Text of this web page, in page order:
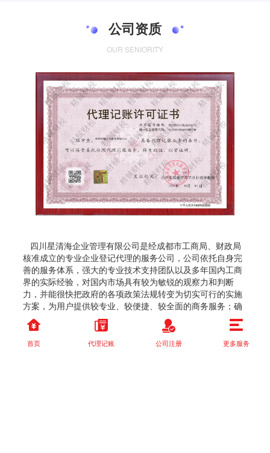
公司资质
OUR SENIORITY
四川星清海企业管理有限公司是经成都市工商局、财政局
核准成立的专业企业登记代理的服务公司，公司依托自身完
善的服务体系，强大的专业技术支持团队以及多年国内工商
界的实际经验，对国内市场具有较为敏锐的观察力和判断
力，并能很快把政府的各项政策法规转变为切实可行的实施
方案，为用户提供较专业、较便捷、较全面的商务服务；确
保客户享受到高质量的企业服务，为所有客户提供专业的一
站式企业服务平台。
首页 代理记账 公司注册 更多服务